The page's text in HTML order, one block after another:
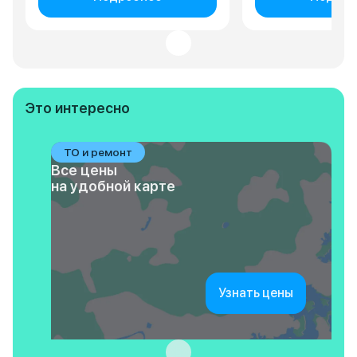
Это интересно
ТО и ремонт
Все цены
на удобной карте
Узнать цены